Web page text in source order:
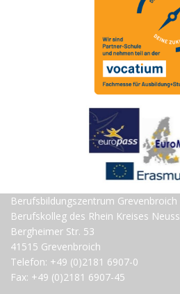
Berufsbildungszentrum Grevenbroich
Berufskolleg des Rhein Kreises Neuss
Bergheimer Str. 53
41515 Grevenbroich
Telefon: +49 (0)2181 6907-0
Fax: +49 (0)2181 6907-45